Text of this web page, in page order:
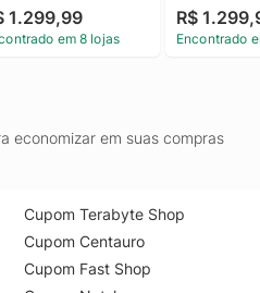
1.299,99
em 8 lojas
R$
Encontrado
economizar em suas compras
Cupom Terabyte Shop
Cupom Centauro
Cupom Fast Shop